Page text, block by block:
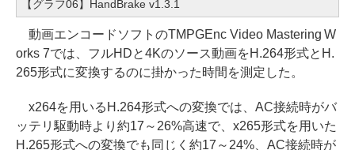
【グラフ06】HandBrake v1.3.1
動画エンコードソフトのTMPGEnc Video Mastering W
orks 7では、フルHDと4Kのソース動画をH.264形式とH.
265形式に変換するのに掛かった時間を測定した。
x264を用いるH.264形式への変換では、AC接続時がバ
ッテリ駆動時より約17～26%高速で、x265形式を用いた
H.265形式への変換でも同じく約17～24%、AC接続時が